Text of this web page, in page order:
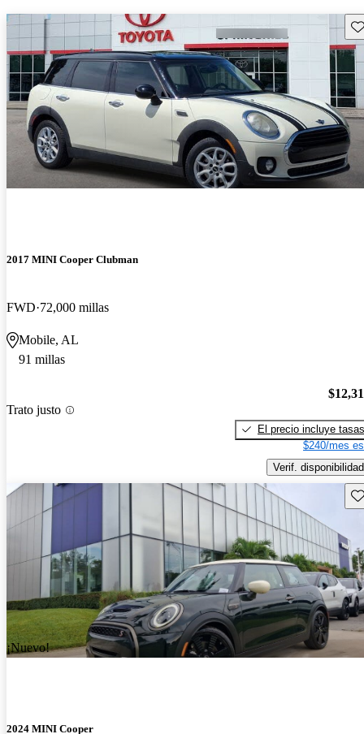
2017 MINI Cooper Clubman
FWD 72,000 millas
Mobile, AL
91 millas
Trato justo
El precio incluye tasas
$240/mes
Verif. disponibilidad
¡Nuevo!
2024 MINI Cooper